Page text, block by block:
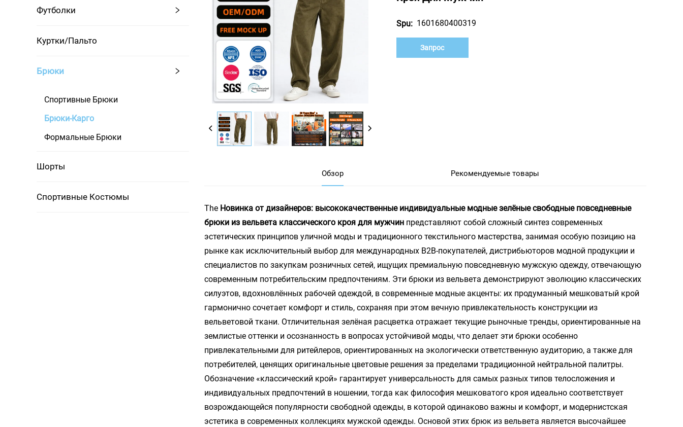
Футболки
Куртки/пальто
Брюки
Спортивные Брюки
Брюки-Карго
Формальные Брюки
Шорты
Спортивные Костюмы
Spu: 1601680400319
Запрос
Обзор Рекомендуемые товары
The Новинка от дизайнеров: высококачественные индивидуальные модные зелёные свободные повседневные
брюки из вельвета классического кроя для мужчин представляют собой сложный синтез современных
эстетических принципов уличной моды и традиционного текстильного мастерства, занимая особую позицию на
рынке как исключительный выбор для международных B2B-покупателей, дистрибьюторов модной продукции и
специалистов по закупкам розничных сетей, ищущих премиальную повседневную мужскую одежду, отвечающую
современным потребительским предпочтениям. Эти брюки из вельвета демонстрируют эволюцию классических
силуэтов, вдохновлённых рабочей одеждой, в современные модные акценты: их продуманный мешковатый крой
гармонично сочетает комфорт и стиль, сохраняя при этом вечную привлекательность конструкции из
вельветовой ткани. Отличительная зелёная расцветка отражает текущие рыночные тренды, ориентированные на
землистые оттенки и осознанность в вопросах устойчивой моды, что делает эти брюки особенно
привлекательными для ритейлеров, ориентированных на экологически ответственную аудиторию, а также для
потребителей, ценящих оригинальные цветовые решения за пределами традиционной нейтральной палитры.
Обозначение «классический крой» гарантирует универсальность для самых разных типов телосложения и
индивидуальных предпочтений в ношении, тогда как философия мешковатого кроя идеально соответствует
возрождающейся популярности свободной одежды, в которой одинаково важны и комфорт, и модернистская
эстетика в современных коллекциях мужской одежды. Основой этих брюк из вельвета является высочайшее